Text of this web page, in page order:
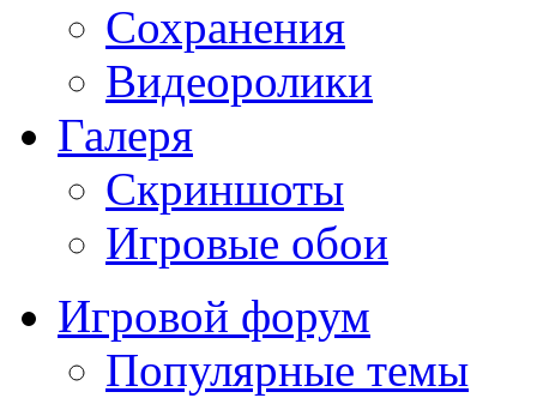
Сохранения
Видеоролики
Галеря
Скриншоты
Игровые обои
Игровой форум
Популярные темы